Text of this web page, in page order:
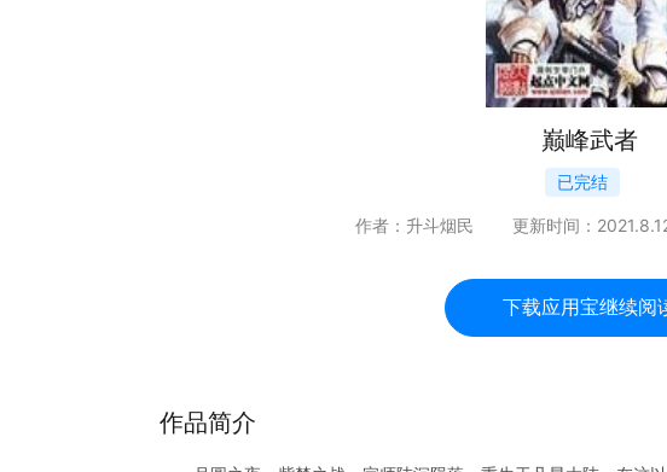
巅峰武者
已完结
作者： 升斗烟民 更新时间：
下载应用宝继续阅
作品简介